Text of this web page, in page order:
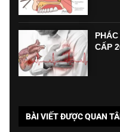
CẤP
BÀI VIẾT ĐƯỢC QUAN